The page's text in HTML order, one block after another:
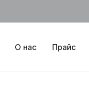
О нас Прайс